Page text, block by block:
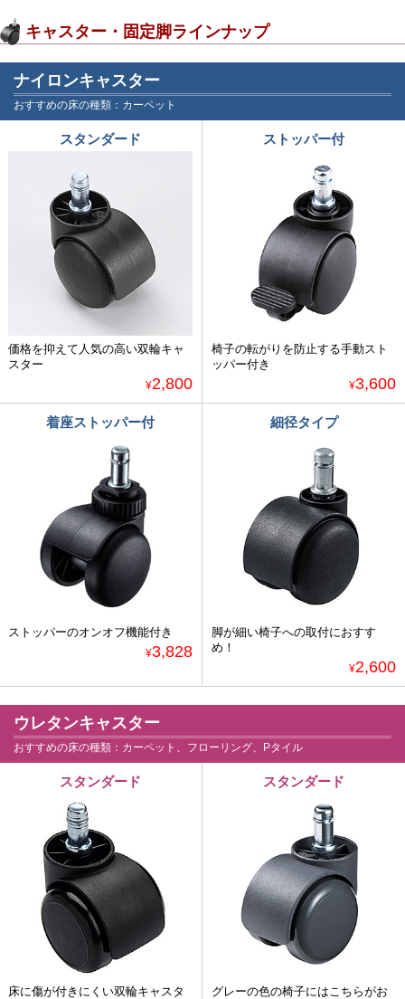
キャスター・固定脚ラインナップ
ナイロンキャスター
おすすめの床の種類：カーペット
スタンダード
価格を抑えて人気の高い双輪キャ
スター
¥2,800
ストッパー付
椅子の転がりを防止する手動スト
ッパー付き
¥3,600
着座ストッパー付
ストッパーのオンオフ機能付き
¥3,828
細径タイプ
脚が細い椅子への取付におすす
め！
¥2,600
ウレタンキャスター
おすすめの床の種類：カーペット、フローリング、Pタイル
スタンダード
床に傷が付きにくい双輪キャスタ
スタンダード
グレーの色の椅子にはこちらがお